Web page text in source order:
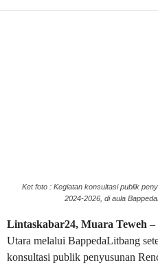
Ket foto : Kegiatan konsultasi publik
2024-2026, di aula
Lintaskabar24, Muara Teweh –
Utara melalui BappedaLitbang
konsultasi publik penyusunan